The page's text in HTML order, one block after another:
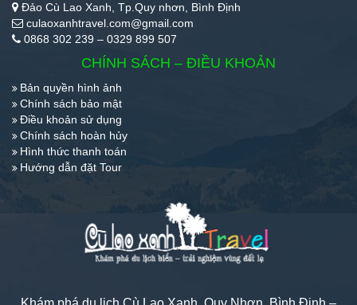
Đảo Cù Lao Xanh, Tp.Quy nhơn, Bình Định
culaoxanhtravel.com@gmail.com
0868 302 239 – 0329 899 507
CHÍNH SÁCH – ĐIỀU KHOẢN
Bản quyền hình ảnh
Chính sách bảo mật
Điều khoản sử dụng
Chính sách hoàn hủy
Hình thức thanh toán
Hướng dẫn đặt Tour